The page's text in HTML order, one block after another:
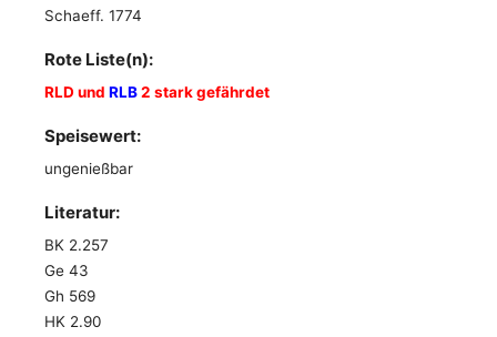
Schaeff. 1774
Rote Liste(n):
RLD und RLB2 stark gefährdet
Speisewert:
ungenießbar
Literatur:
BK 2.257
Ge 43
Gh 569
HK 2.90